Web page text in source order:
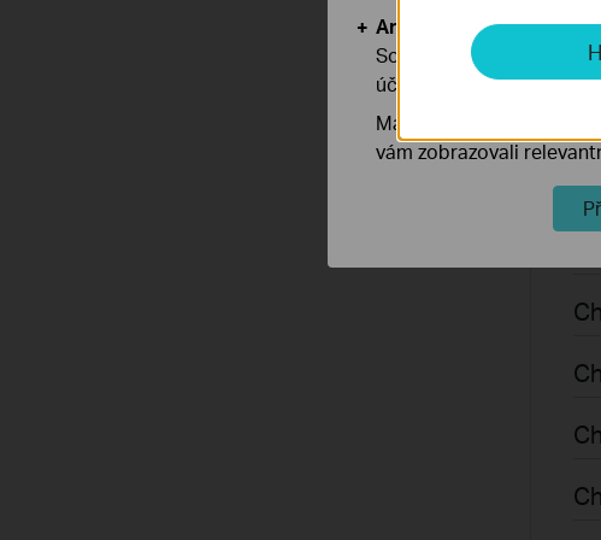
Analytické a
Soubory cookie pro nám
účelem zlepšení a
Marketingové soubory
vám zobrazovali